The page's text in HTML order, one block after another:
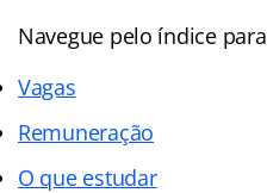
Navegue pelo índice
Vagas
Remuneração
O que estudar